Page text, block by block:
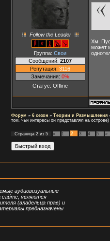
Follow the Leader
Группа: Свои
Сообщений: 2107
Репутация: 3116
Замечания: 0%
Статус: Offline
Хм.
может
Форум » 6 сезон » Теории и Размышления
том, чьи интересы он представлял на острове)
Страница 2 из 5 « 1 2 3 4 5 »
аудиовизуальные
сайте, являются
(владельца прав) и
предназначены